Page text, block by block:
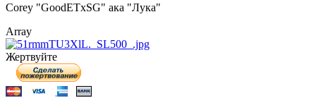
Corey "GoodETxSG" ака "Лука"
Array
Жертвуйте